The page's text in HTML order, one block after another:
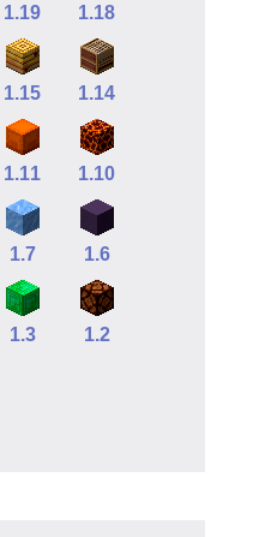
1.19 1.18
1.15 1.14
1.11 1.10
1.7 1.6
1.3 1.2